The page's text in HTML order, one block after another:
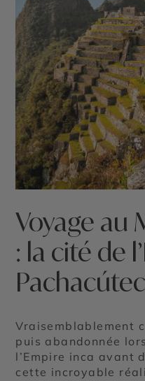
Voyage au
: la cité de
Pachacútec
Vraisemblablement
puis abandonnée
l’Empire inca avant
cette incroyable